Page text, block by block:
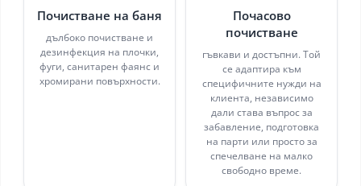
Почистване на баня
дълбоко почистване и
дезинфекция на плочки,
фуги, санитарен фаянс и
хромирани повърхности.
Почасово
почистване
гъвкави и достъпни. Той
се адаптира към
специфичните нужди на
клиента, независимо
дали става въпрос за
забавление, подготовка
на парти или просто за
спечелване на малко
свободно време.